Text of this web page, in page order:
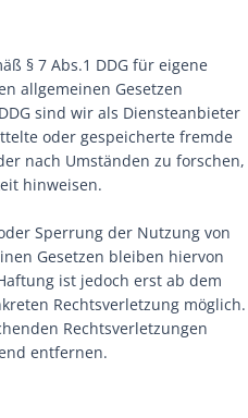
§ 7 Abs.1 DDG für eigene
allgemeinen Gesetzen
sind wir als Diensteanbieter
oder gespeicherte fremde
nach Umständen zu forschen,
hinweisen.
Sperrung der Nutzung von
Gesetzen bleiben hiervon
ist jedoch erst ab dem
Rechtsverletzung möglich.
Rechtsverletzungen
entfernen.